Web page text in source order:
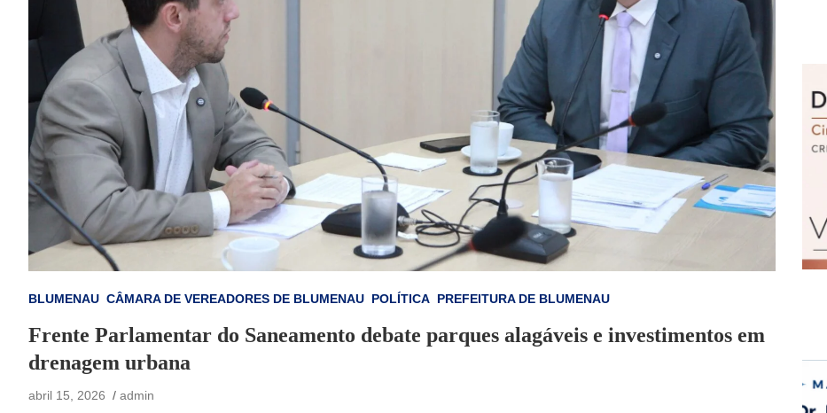
BLUMENAU CÂMARA DE VEREADORES DE BLUMENAU POLÍTICA PREFEITURA DE BLUMENAU
Frente Parlamentar do Saneamento debate parques alagáveis e investimentos em
drenagem urbana
abril 15, 2026 admin